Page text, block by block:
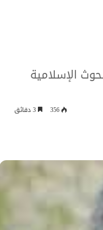
الإسلامية
356